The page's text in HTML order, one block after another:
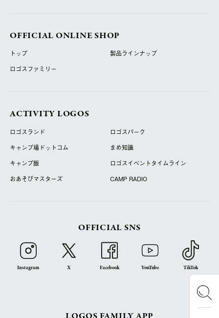
OFFICIAL ONLINE SHOP
トップ
製品ラインナップ
ロゴスファミリー
ACTIVITY LOGOS
ロゴスランド
ロゴスパーク
キャンプ場ドットコム
まめ知識
キャンプ飯
ロゴスイベントタイムライン
おあそびマスターズ
CAMP RADIO
OFFICIAL SNS
Instagram X Facebook YouTube TikTok